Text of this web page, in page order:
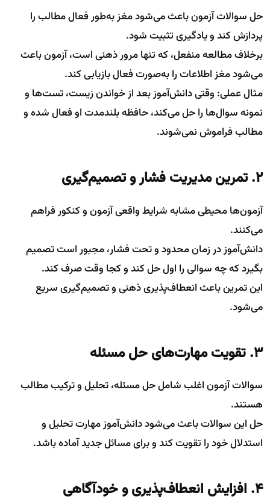
حل سوالات آزمون باعث می‌شود مغز به‌طور فعال مطالب را
پردازش کند و یادگیری تثبیت شود.
برخلاف مطالعه منفعل، که تنها مرور ذهنی است، آزمون باعث
می‌شود مغز اطلاعات را به‌صورت فعال بازیابی کند.
مثال عملی: وقتی دانش‌آموز بعد از خواندن زیست، تست‌ها و
نمونه سوال‌ها را حل می‌کند، حافظه بلندمدت او فعال شده و
مطالب فراموش نمی‌شوند.
2. تمرین مدیریت فشار و تصمیم‌گیری
آزمون‌ها محیطی مشابه شرایط واقعی آزمون و کنکور فراهم
می‌کنند.
دانش‌آموز در زمان محدود و تحت فشار، مجبور است تصمیم
بگیرد که چه سوالی را اول حل کند و کجا وقت صرف کند.
این تمرین باعث انعطاف‌پذیری ذهنی و تصمیم‌گیری سریع
می‌شود.
3. تقویت مهارت‌های حل مسئله
سوالات آزمون اغلب شامل حل مسئله، تحلیل و ترکیب مطالب
هستند.
حل این سوالات باعث می‌شود دانش‌آموز مهارت تحلیل و
استدلال خود را تقویت کند و برای مسائل جدید آماده باشد.
4. افزایش انعطاف‌پذیری و خودآگاهی